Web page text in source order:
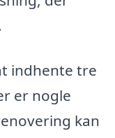
indhente tre
er nogle
kan